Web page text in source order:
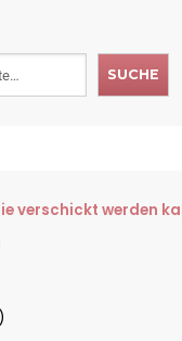
SUCHE
verschickt werden